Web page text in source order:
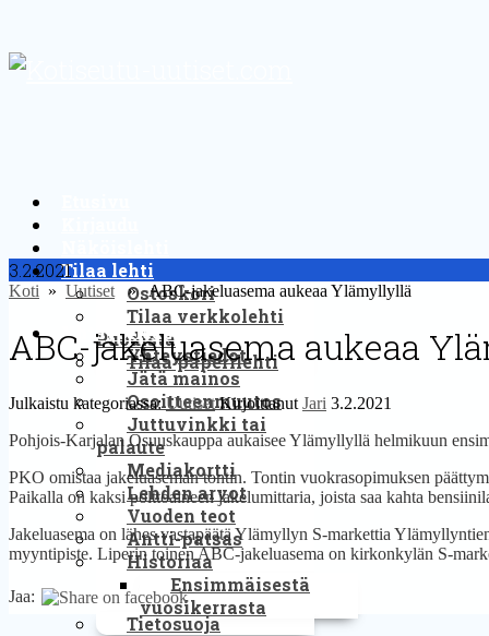
Tilaa lehti
Ostoskori
Tilaa verkkolehti
Puodista
Tilaa paperilehti
Yhteystiedot
Yhteystiedot
Jätä mainos
Osoitteenmuutos
Juttuvinkki tai
palaute
Mediakortti
Lehden arvot
Vuoden teot
Antti-patsas
Historiaa
Ensimmäisestä
vuosikerrasta
Tietosuoja
3.2.2021
Koti » Uutiset » ABC-jakeluasema aukeaa Ylämyllyllä
ABC-jakeluasema aukeaa
Julkaistu kategoriassa:UutisetKirjoittanut Jari 3.2.2021
Pohjois-Karjalan Osuuskauppa aukaisee Ylämyllyllä helmikuun
PKO omistaa jakeluaseman tontin. Tontin vuokrasopimuksen
Paikalla on kaksi polttoaineen jakelumittaria, joista saa kahta
Jakeluasema on lähes vastapäätä Ylämyllyn S-markettia
myyntipiste. Liperin toinen ABC-jakeluasema on kirkonkylän S-
Jaa: